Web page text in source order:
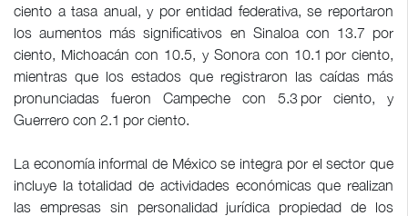
ciento a tasa anual, y por entidad federativa, se reportaron
los aumentos más significativos en Sinaloa con 13.7 por
ciento, Michoacán con 10.5, y Sonora con 10.1 por ciento,
mientras que los estados que registraron las caídas más
pronunciadas fueron Campeche con 5.3 por ciento, y
Guerrero con 2.1 por ciento.
La economía informal de México se integra por el sector que
incluye la totalidad de actividades económicas que realizan
las empresas sin personalidad jurídica propiedad de los